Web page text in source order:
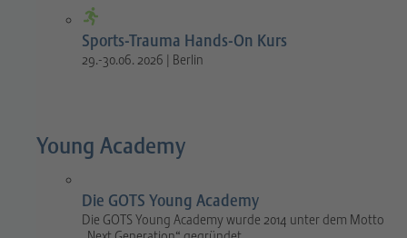
Sports-Trauma Hands-On Kurs
29.-30.06. 2026 | Berlin
Young Academy
Die GOTS Young Academy
Die GOTS Young Academy wurde 2014 unter dem Motto